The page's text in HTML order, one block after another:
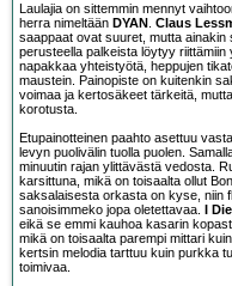
Laulajia on sittemmin mennyt
herra nimeltään DYAN . Claus
saappaat ovat suuret, mutta ainakin
perusteella palkeista löytyy riittämiin
napakkaa yhteistyötä, heppujen
maustein. Painopiste on kuitenkin
voimaa ja kertosäkeet tärkeitä,
korotusta.
Etupainotteinen paahto asettuu vasta
levyn puolivälin tuolla puolen.
minuutin rajan ylittävästä vedosta.
karsittuna, mikä on toisaalta ollut
saksalaisesta orkasta on kyse, niin
sanoisimmeko jopa oletettavaa.
I
eikä se emmi kauhoa kasarin
mikä on toisaalta parempi mittari
kertsin melodia tarttuu kuin purkka
toimivaa.